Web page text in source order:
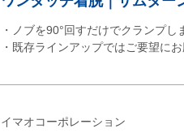
・ノブを90°回すだけでクランプし
・既存ラインアップではご要望に
イマオコーポレーション